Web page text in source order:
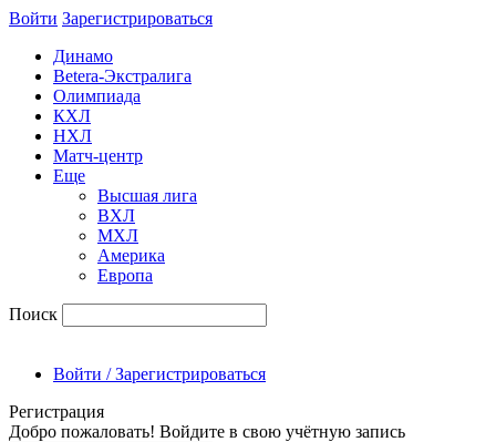
Войти Зарегиcтрироваться
Динамо
Betera-Экстралига
Олимпиада
КХЛ
НХЛ
Матч-центр
Еще
Высшая лига
ВХЛ
МХЛ
Америка
Европа
Поиск
Войти / Зарегистрироваться
Регистрация
Добро пожаловать! Войдите в свою учётную запись